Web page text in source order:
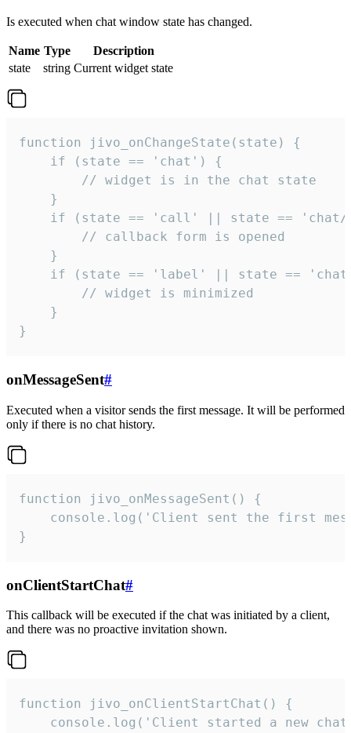
Is executed when chat window state has changed.
Name Type
Description
state
string Current widget state
function jivo_onChangeState(state) {
    if (state == 'chat') {
        // widget is in the chat state
    }
if (state == 'call' || state ==
        // callback form is opened
    }
if (state == 'label' || state ==
        // widget is minimized
    }
}
onMessageSent#
Executed when a visitor sends the first message. It will be performed
only if there is no chat history.
function jivo_onMessageSent() {
console.log('Client sent the first
}
onClientStartChat#
This callback will be executed if the chat was initiated by a client,
and there was no proactive invitation shown.
function jivo_onClientStartChat() {
console.log('Client started a new